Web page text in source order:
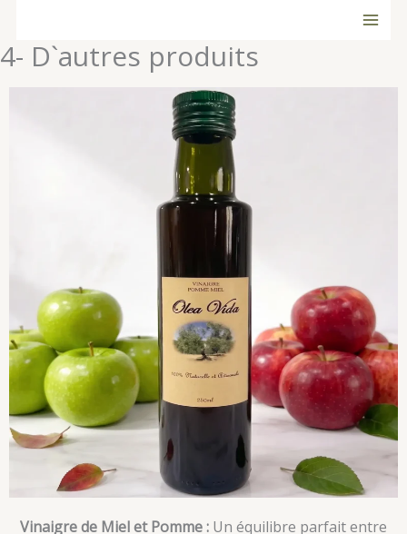
contenido
4- D`autres produits
Vinaigre de Miel et Pomme : Un équilibre parfait entre